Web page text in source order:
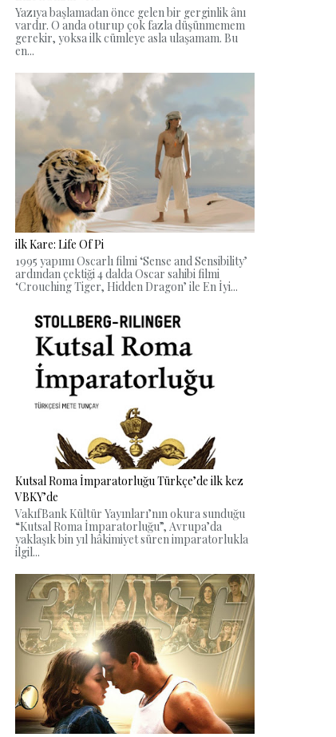
Yazıya başlamadan önce gelen bir gerginlik ânı
vardır. O anda oturup çok fazla düşünmemem
gerekir, yoksa ilk cümleye asla ulaşamam. Bu
en...
ilk Kare: Life Of Pi
1995 yapımı Oscarlı filmi ‘Sense and Sensibility’
ardından çektiği 4 dalda Oscar sahibi filmi
‘Crouching Tiger, Hidden Dragon’ ile En İyi...
Kutsal Roma İmparatorluğu Türkçe’de ilk kez
VBKY’de
VakıfBank Kültür Yayınları’nın okura sunduğu
“Kutsal Roma İmparatorluğu”, Avrupa’da
yaklaşık bin yıl hâkimiyet süren imparatorlukla
ilgil...